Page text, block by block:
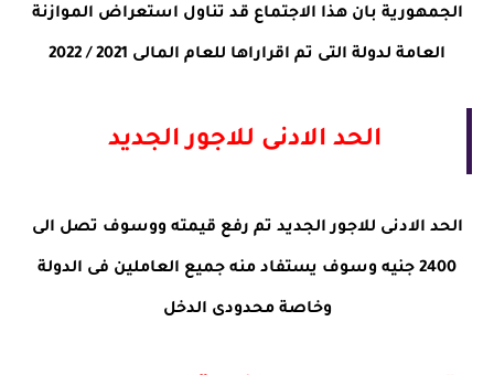
الجمهورية بان هذا الاجتماع قد تناول استعراض الموازنة
العامة لدولة التى تم اقراراها للعام المالى 2021 / 2022
الحد الادنى للاجور الجديد
الحد الادنى للاجور الجديد تم رفع قيمته ووسوف تصل الى
2400 جنيه وسوف يستفاد منه جميع العاملين فى الدولة
وخاصة محدودى الدخل